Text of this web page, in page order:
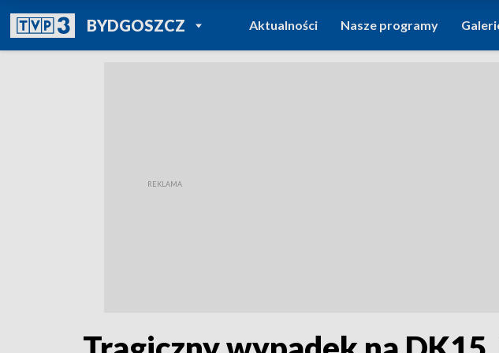
BYDGOSZCZPOWRÓT DO
TVP REGIONY
Aktualności Nasze programy